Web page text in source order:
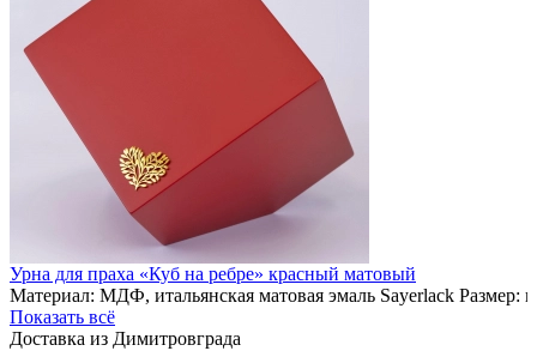
Урна для праха «Куб на ребре» красный матовый
Материал: МДФ, итальянская матовая эмаль Sayerlack
Показать всё
Доставка из Димитровграда